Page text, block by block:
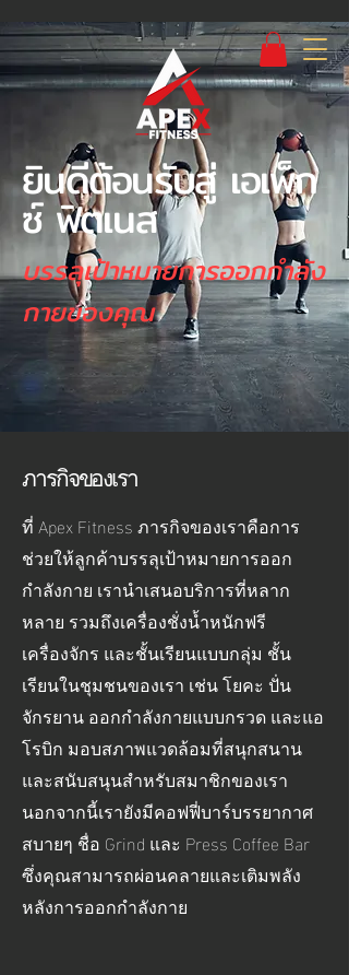
ยินดีต้อนรับสู่ เอเพ็ก
ซ์ ฟิตเนส
บรรลุเป้าหมายการออกกำลัง
กายของคุณ
ภารกิจของเรา
ที่ Apex Fitness ภารกิจของเราคือการ
ช่วยให้ลูกค้าบรรลุเป้าหมายการออก
กำลังกาย เรานำเสนอบริการที่หลาก
หลาย รวมถึงเครื่องชั่งน้ำหนักฟรี
เครื่องจักร และชั้นเรียนแบบกลุ่ม ชั้น
เรียนในชุมชนของเรา เช่น โยคะ ปั่น
จักรยาน ออกกำลังกายแบบกรวด และแอ
โรบิก มอบสภาพแวดล้อมที่สนุกสนาน
และสนับสนุนสำหรับสมาชิกของเรา
นอกจากนี้เรายังมีคอฟฟี่บาร์บรรยากาศ
สบายๆ ชื่อ Grind และ Press Coffee Bar
ซึ่งคุณสามารถผ่อนคลายและเติมพลัง
หลังการออกกำลังกาย